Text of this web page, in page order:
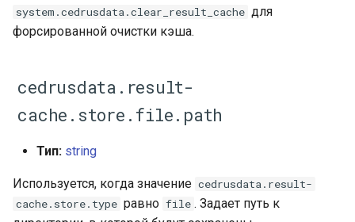
system.cedrusdata.clear_result_cache для
форсированной очистки кэша.
cedrusdata.result-
cache.store.file.path
Тип: string
Используется, когда значение cedrusdata.result-
cache.store.type равно file . Задает путь к